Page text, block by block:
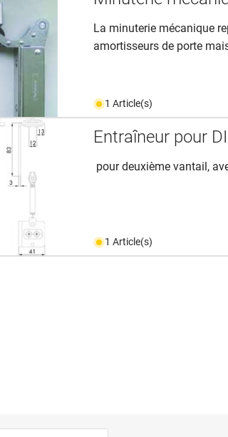
La minuterie mécanique
amortisseurs de porte
1 Article(s)
Entraîneur pour
pour deuxième vantail,
1 Article(s)